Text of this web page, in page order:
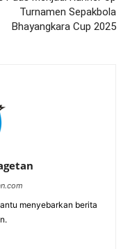
Turnamen Sepakbola
Bhayangkara Cup 2025
menyebarkan berita